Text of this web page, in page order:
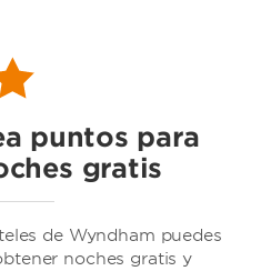
puntos para
gratis
de Wyndham puedes
noches gratis y